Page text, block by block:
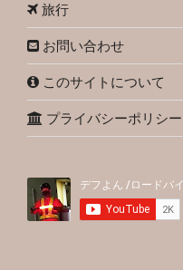
旅行
お問い合わせ
このサイトについて
プライバシーポリシー